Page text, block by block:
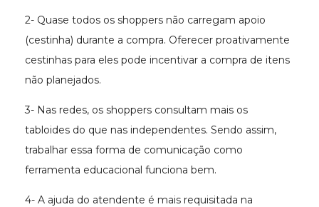
2- Quase todos os shoppers não carregam apoio
(cestinha) durante a compra. Oferecer proativamente
cestinhas para eles pode incentivar a compra de itens
não planejados.
3- Nas redes, os shoppers consultam mais os
tabloides do que nas independentes. Sendo assim,
trabalhar essa forma de comunicação como
ferramenta educacional funciona bem.
4- A ajuda do atendente é mais requisitada na